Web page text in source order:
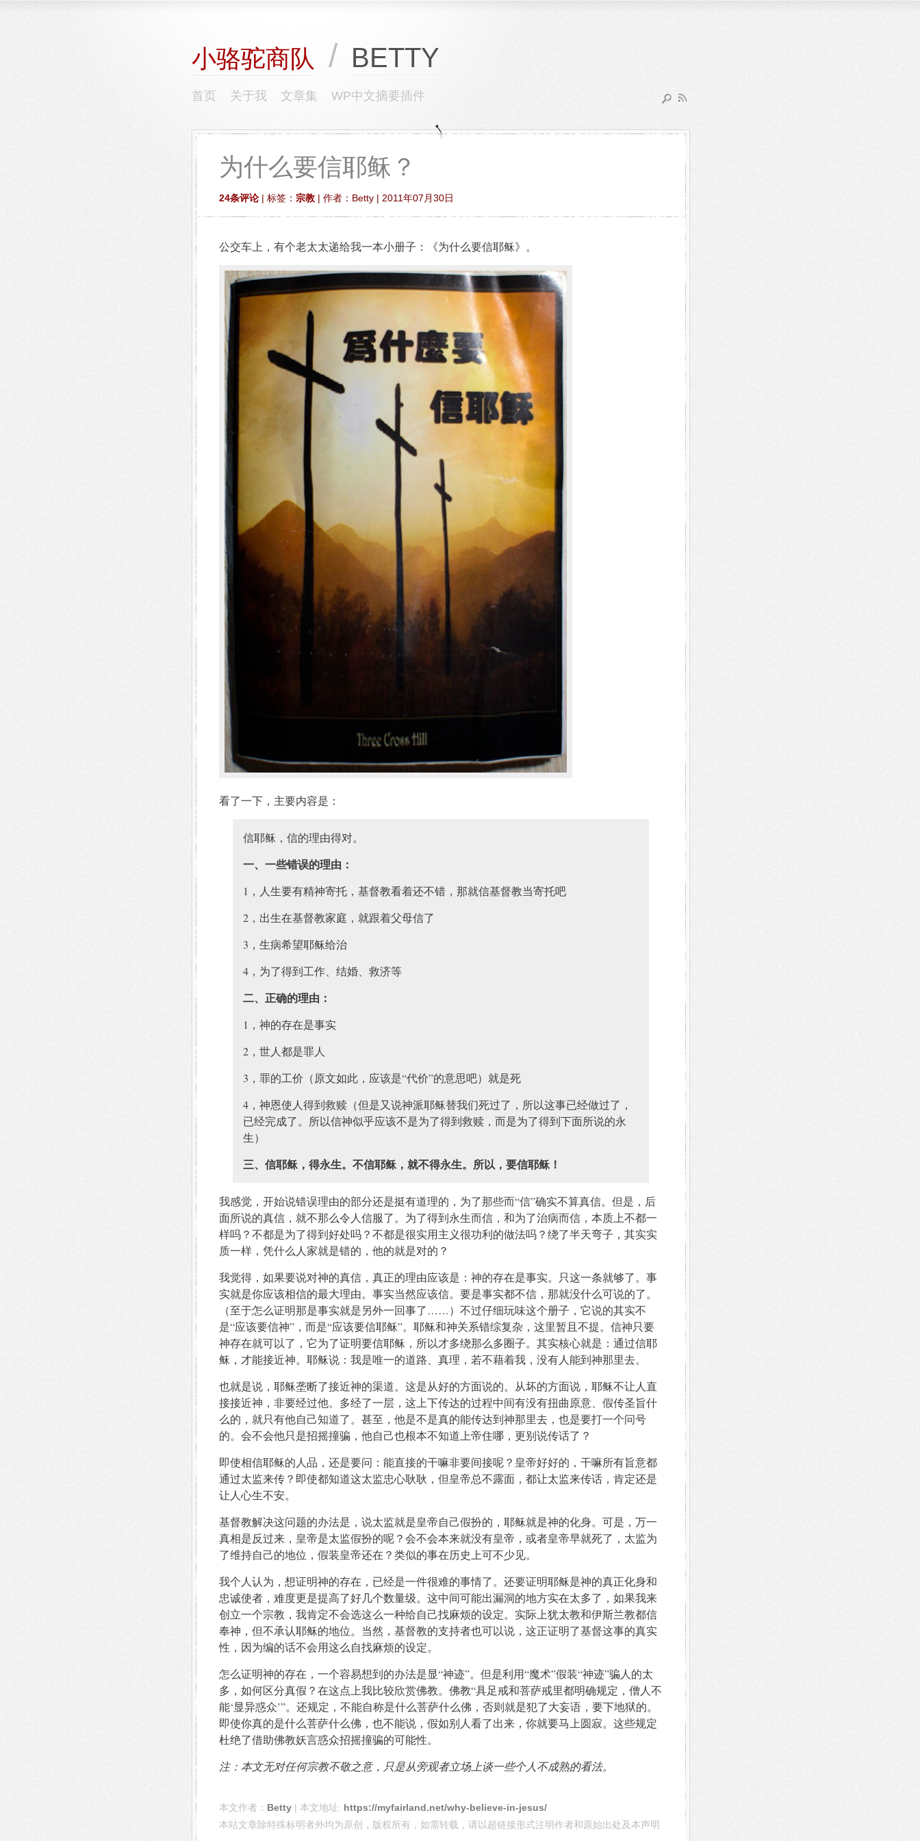
小骆驼商队 / BETTY
首页 关于我 文章集 WP中文摘要插件
为什么要信耶稣？
24条评论| 标签： 宗教| 作者：Betty | 2011年07月30日
公交车上，有个老太太递给我一本小册子：《为什么要信耶稣》。
看了一下，主要内容是：
信耶稣，信的理由得对。
一、一些错误的理由：
1，人生要有精神寄托，基督教看着还不错，那就信基督教当寄托吧
2，出生在基督教家庭，就跟着父母信了
3，生病希望耶稣给治
4，为了得到工作、结婚、救济等
二、正确的理由：
1，神的存在是事实
2，世人都是罪人
3，罪的工价（原文如此，应该是“代价”的意思吧）就是死
4，神恩使人得到救赎（但是又说神派耶稣替我们死过了，所以这事已经做过了，
已经完成了。所以信神似乎应该不是为了得到救赎，而是为了得到下面所说的永
生）
三、信耶稣，得永生。不信耶稣，就不得永生。所以，要信耶稣！
我感觉，开始说错误理由的部分还是挺有道理的，为了那些而“信”确实不算真信。但是，后
面所说的真信，就不那么令人信服了。为了得到永生而信，和为了治病而信，本质上不都一
样吗？不都是为了得到好处吗？不都是很实用主义很功利的做法吗？绕了半天弯子，其实实
质一样，凭什么人家就是错的，他的就是对的？
我觉得，如果要说对神的真信，真正的理由应该是：神的存在是事实。只这一条就够了。事
实就是你应该相信的最大理由。事实当然应该信。要是事实都不信，那就没什么可说的了。
（至于怎么证明那是事实就是另外一回事了……）不过仔细玩味这个册子，它说的其实不
是“应该要信神”，而是“应该要信耶稣”。耶稣和神关系错综复杂，这里暂且不提。信神只要
神存在就可以了，它为了证明要信耶稣，所以才多绕那么多圈子。其实核心就是：通过信耶
稣，才能接近神。耶稣说：我是唯一的道路、真理，若不藉着我，没有人能到神那里去。
也就是说，耶稣垄断了接近神的渠道。这是从好的方面说的。从坏的方面说，耶稣不让人直
接接近神，非要经过他。多经了一层，这上下传达的过程中间有没有扭曲原意、假传圣旨什
么的，就只有他自己知道了。甚至，他是不是真的能传达到神那里去，也是要打一个问号
的。会不会他只是招摇撞骗，他自己也根本不知道上帝住哪，更别说传话了？
即使相信耶稣的人品，还是要问：能直接的干嘛非要间接呢？皇帝好好的，干嘛所有旨意都
通过太监来传？即使都知道这太监忠心耿耿，但皇帝总不露面，都让太监来传话，肯定还是
让人心生不安。
基督教解决这问题的办法是，说太监就是皇帝自己假扮的，耶稣就是神的化身。可是，万一
真相是反过来，皇帝是太监假扮的呢？会不会本来就没有皇帝，或者皇帝早就死了，太监为
了维持自己的地位，假装皇帝还在？类似的事在历史上可不少见。
我个人认为，想证明神的存在，已经是一件很难的事情了。还要证明耶稣是神的真正化身和
忠诚使者，难度更是提高了好几个数量级。这中间可能出漏洞的地方实在太多了，如果我来
创立一个宗教，我肯定不会选这么一种给自己找麻烦的设定。实际上犹太教和伊斯兰教都信
奉神，但不承认耶稣的地位。当然，基督教的支持者也可以说，这正证明了基督这事的真实
性，因为编的话不会用这么自找麻烦的设定。
怎么证明神的存在，一个容易想到的办法是显“神迹”。但是利用“魔术”假装“神迹”骗人的太
多，如何区分真假？在这点上我比较欣赏佛教。佛教“具足戒和菩萨戒里都明确规定，僧人不
能‘显异惑众’”。还规定，不能自称是什么菩萨什么佛，否则就是犯了大妄语，要下地狱的。
即使你真的是什么菩萨什么佛，也不能说，假如别人看了出来，你就要马上圆寂。这些规定
杜绝了借助佛教妖言惑众招摇撞骗的可能性。
注：本文无对任何宗教不敬之意，只是从旁观者立场上谈一些个人不成熟的看法。
本文作者： Betty| 本文地址: https://myfairland.net/why-believe-in-jesus/
本站文章除特殊标明者外均为原创，版权所有，如需转载，请以超链接形式注明作者和原始出处及本声明